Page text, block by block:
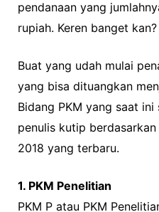
pendanaan yang
rupiah. Keren banget kan?
Buat yang udah mulai
yang bisa dituangkan
Bidang PKM yang saat
penulis kutip berdasarkan
2018 yang terbaru.
1. PKM Penelitian
PKM P atau PKM